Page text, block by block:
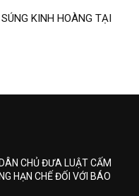
KINH HOÀNG TẠI
CHỦ ĐƯA LUẬT CẤM
HẠN CHẾ ĐỐI VỚI BÁO